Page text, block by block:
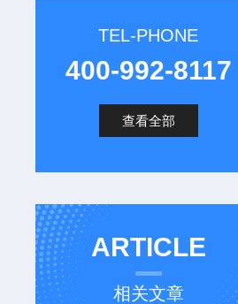
TEL-PHONE
400-992-8117
查看全部
ARTICLE
相关文章